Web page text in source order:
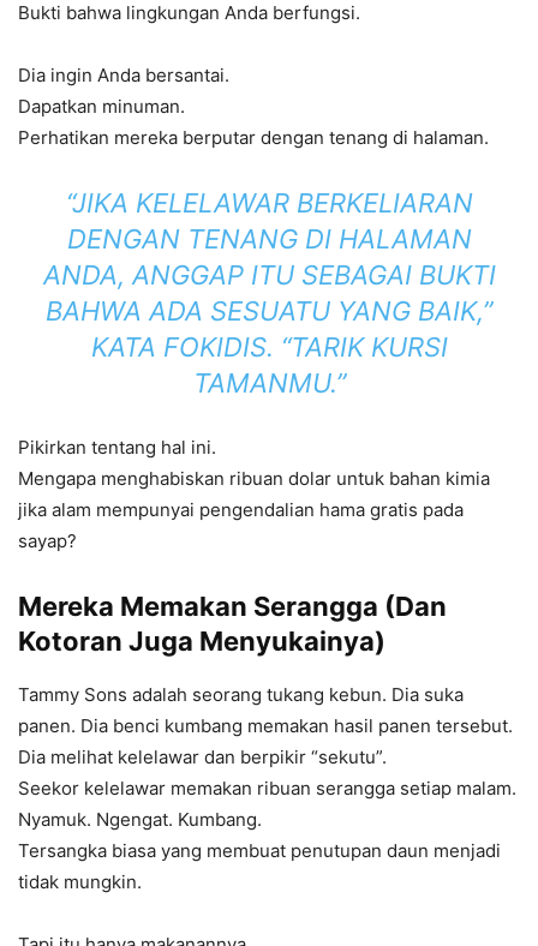
Bukti bahwa lingkungan Anda berfungsi.
Dia ingin Anda bersantai.
Dapatkan minuman.
Perhatikan mereka berputar dengan tenang di halaman.
“JIKA KELELAWAR BERKELIARAN
DENGAN TENANG DI HALAMAN
ANDA, ANGGAP ITU SEBAGAI BUKTI
BAHWA ADA SESUATU YANG BAIK,”
KATA FOKIDIS. “TARIK KURSI
TAMANMU.”
Pikirkan tentang hal ini.
Mengapa menghabiskan ribuan dolar untuk bahan kimia
jika alam mempunyai pengendalian hama gratis pada
sayap?
Mereka Memakan Serangga (Dan
Kotoran Juga Menyukainya)
Tammy Sons adalah seorang tukang kebun. Dia suka
panen. Dia benci kumbang memakan hasil panen tersebut.
Dia melihat kelelawar dan berpikir “sekutu”.
Seekor kelelawar memakan ribuan serangga setiap malam.
Nyamuk. Ngengat. Kumbang.
Tersangka biasa yang membuat penutupan daun menjadi
tidak mungkin.